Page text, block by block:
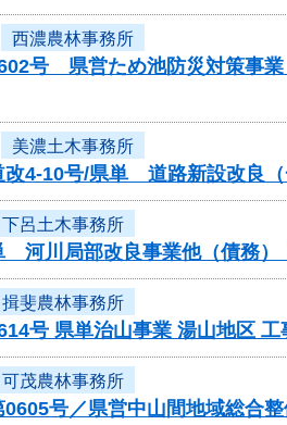
西濃農林事務所
号 県営ため池防災対策
美濃土木事務所
改4-10号/県単 道路新設改
下呂土木事務所
河川局部改良事業他（債務
揖斐農林事務所
号 県単治山事業 湯山地区
可茂農林事務所
0605号／県営中山間地域総合